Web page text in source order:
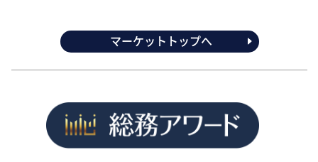
マーケットトップへ